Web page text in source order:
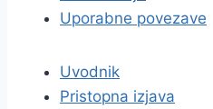
Uporabne povezave
Uvodnik
Pristopna izjava